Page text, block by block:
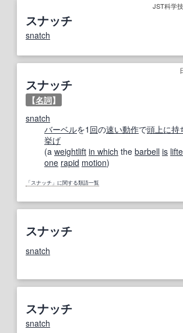
JST科学
スナッチ
snatch
スナッチ
【名詞】
snatch
バーベルを1 回の速い動作で頭上に持
挙げ
(a weightlift in which the barbell is
one rapid motion)
「スナッチ」に関する類語一覧
スナッチ
snatch
スナッチ
snatch